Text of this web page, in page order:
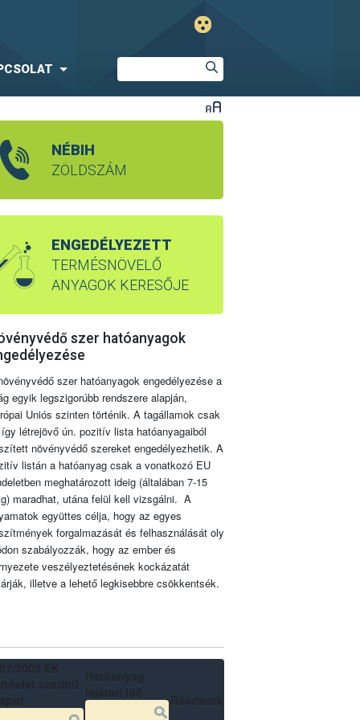
NÉBIH
ZÖLDSZÁM
ENGEDÉLYEZETT
TERMÉSNÖVELŐ
ANYAGOK KERESŐJE
szer hatóanyagok
szer hatóanyagok engedélyezése a
egyik legszigorúbb rendszere alapján,
Uniós szinten történik. A tagállamok csak
létrejövő ún. pozitív lista hatóanyagaiból
növényvédő szereket engedélyezhetik. A
listán a hatóanyag csak a vonatkozó EU
meghatározott ideig (általában 7-15
maradhat, utána felül kell vizsgálni. A
együttes célja, hogy az egyes
forgalmazását és felhasználását oly
szabályozzák, hogy az ember és
veszélyeztetésének kockázatát
illetve a lehető legkisebbre csökkentsék.